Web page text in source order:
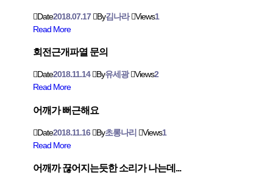
Date2018.07.17 By김나라 Views1
Read More
회전근개파열 문의
Date2018.11.14 By유세광 Views2
Read More
어깨가 뻐근해요
Date2018.11.16 By초롱나리 Views1
Read More
어깨까 끊어지는듯한 소리가 나는데...